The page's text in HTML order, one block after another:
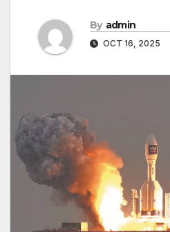
By admin
OCT 16, 2025